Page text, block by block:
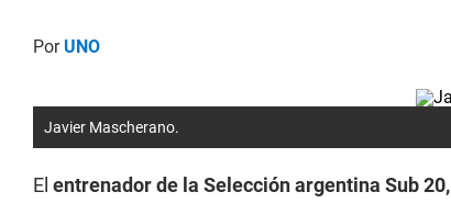
PorUNO
Javier Mascherano.
El entrenador de la Selección argentina Sub 20,